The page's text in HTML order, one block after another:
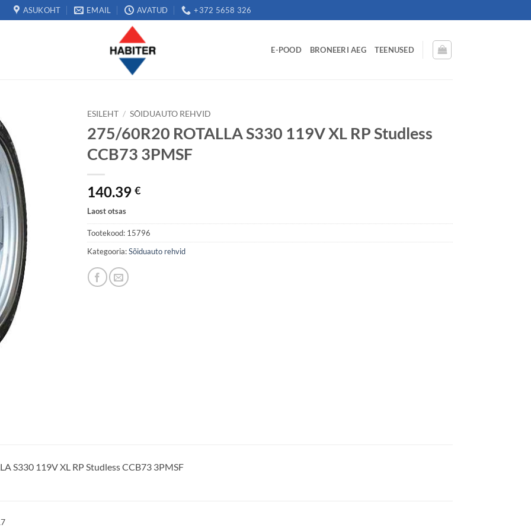
ASUKOHT EMAIL AVATUD +372 5658 326
E-POOD BRONEERI AEG TEENUSED
ESILEHT / SÕIDUAUTO REHVID
275/60R20 ROTALLA S330 119V XL RP Studless
CCB73 3PMSF
140.39 €
Laost otsas
Tootekood: 15796
Kategooria:Sõiduauto rehvid
S330 119V XL RP Studless CCB73 3PMSF